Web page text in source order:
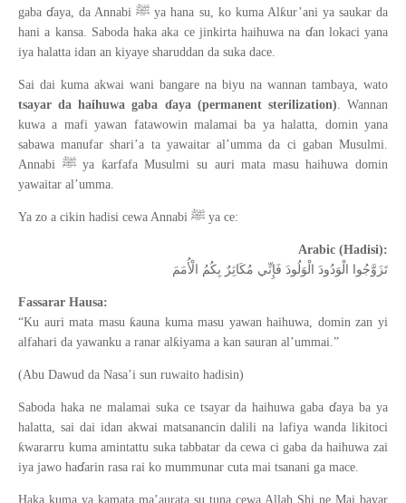
gabaɗaya, da Annabiﷺ ya hana su, ko kuma Alƙur’ani ya saukar da
hani a kansa. Saboda haka aka ce jinkirta haihuwa na ɗan lokaci yana
iya halatta idan an kiyaye sharuddan da suka dace.
Sai dai kuma akwai wani bangare na biyu na wannan tambaya, wato
tsayar da haihuwa gaba ɗaya (permanent sterilization). Wannan
kuwa a mafi yawan fatawowin malamai ba ya halatta, domin yana
sabawa manufar shari’a ta yawaitar al’umma da ci gaban Musulmi.
Annabi ﷺya ƙarfafa Musulmi su auri mata masu haihuwa domin
yawaitar al’umma.
Ya zo a cikin hadisi cewa Annabi ﷺ ya ce:
Arabic (Hadisi):
تَزَوَّجُوا الْوَدُودَ الْوَلُودَ فَإِنِّي مُكَاثِرٌ بِكُمُ الْأُمَمَ
Fassarar Hausa:
“Ku auri mata masuƙauna kuma masu yawan haihuwa, domin zan yi
alfahari da yawanku a ranar alƙiyama a kan sauran al’ummai.”
(Abu Dawud da Nasa’i sun ruwaito hadisin)
Saboda haka ne malamai suka ce tsayar da haihuwa gabaɗaya ba ya
halatta, sai dai idan akwai matsanancin dalili na lafiya wanda likitoci
ƙwararru kuma amintattu suka tabbatar da cewa ci gaba da haihuwa zai
iya jawo haɗarin rasa rai ko mummunar cuta mai tsanani ga mace.
Haka kuma ya kamata ma’aurata su tuna cewa Allah Shi ne Mai bayar